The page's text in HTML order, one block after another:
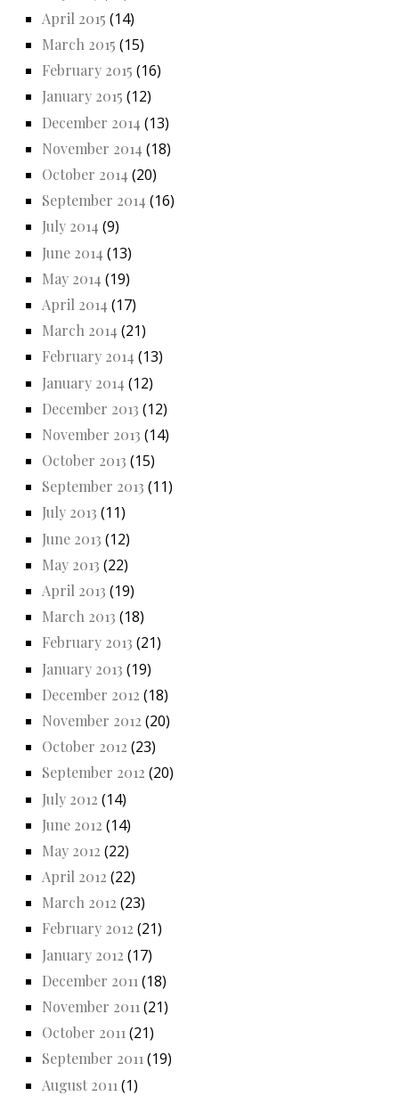
April 2015 (14)
March 2015 (15)
February 2015 (16)
January 2015 (12)
December 2014 (13)
November 2014 (18)
October 2014 (20)
September 2014 (16)
July 2014 (9)
June 2014 (13)
May 2014 (19)
April 2014 (17)
March 2014 (21)
February 2014 (13)
January 2014 (12)
December 2013 (12)
November 2013 (14)
October 2013 (15)
September 2013 (11)
July 2013 (11)
June 2013 (12)
May 2013 (22)
April 2013 (19)
March 2013 (18)
February 2013 (21)
January 2013 (19)
December 2012 (18)
November 2012 (20)
October 2012 (23)
September 2012 (20)
July 2012 (14)
June 2012 (14)
May 2012 (22)
April 2012 (22)
March 2012 (23)
February 2012 (21)
January 2012 (17)
December 2011 (18)
November 2011 (21)
October 2011(21)
September 2011(19)
August 2011 (1)